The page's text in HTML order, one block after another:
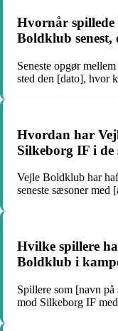
Hvornår
Boldklub senest,
Seneste opgør
sted den [dato], hvor
Hvordan har
Silkeborg IF i de
Vejle Boldklub har
seneste sæsoner med
Hvilke spillere
Boldklub i
Spillere som [navn
mod Silkeborg IF